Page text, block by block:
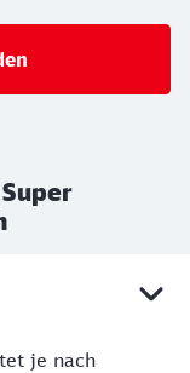
je nach